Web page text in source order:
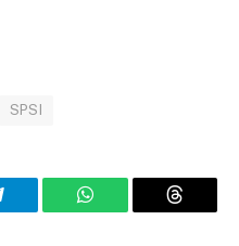
SPSI
WhatsApp Threads